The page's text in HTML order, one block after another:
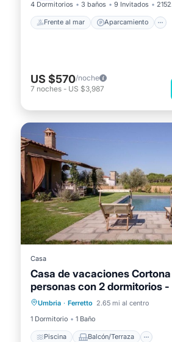
4 Dormitorios 3 baños 9 Invitados
Frente al mar Aparcamiento
US $570/noche
7 noches - US $3,987
Casa
Casa de vacaciones
personas con 2 dormitorios -
vacaciones
Umbria · Ferretto 2.65 mi al centro
1 Dormitorio
1 Baño
Piscina Balcón/Terraza
Piscina Balcón/Terraza
Internet